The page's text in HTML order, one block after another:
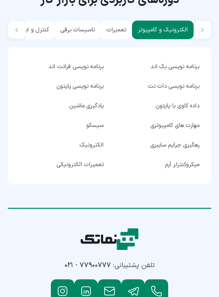
الکترونیک و کامپیوتر تعمیرات تاسیسات برقی کنترل و ابزار دقیق
برنامه نویسی بک اند برنامه نویسی فرانت اند
برنامه نویسی دات نت برنامه نویسی پایتون
داده کاوی با پایتون یادگیری ماشین
مهارت های کامپیوتری سیسکو
رهگیری جرایم سایبری الکترونیک
میکروکنترلر آرم تعمیرات الکترونیکی
تلفن پشتیبانی: ۰۲۱ - ۷۷۹۰۰۷۷۷